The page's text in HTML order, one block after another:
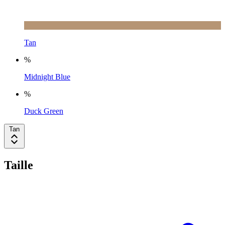
Tan
%
Midnight Blue
%
Duck Green
Tan
Taille